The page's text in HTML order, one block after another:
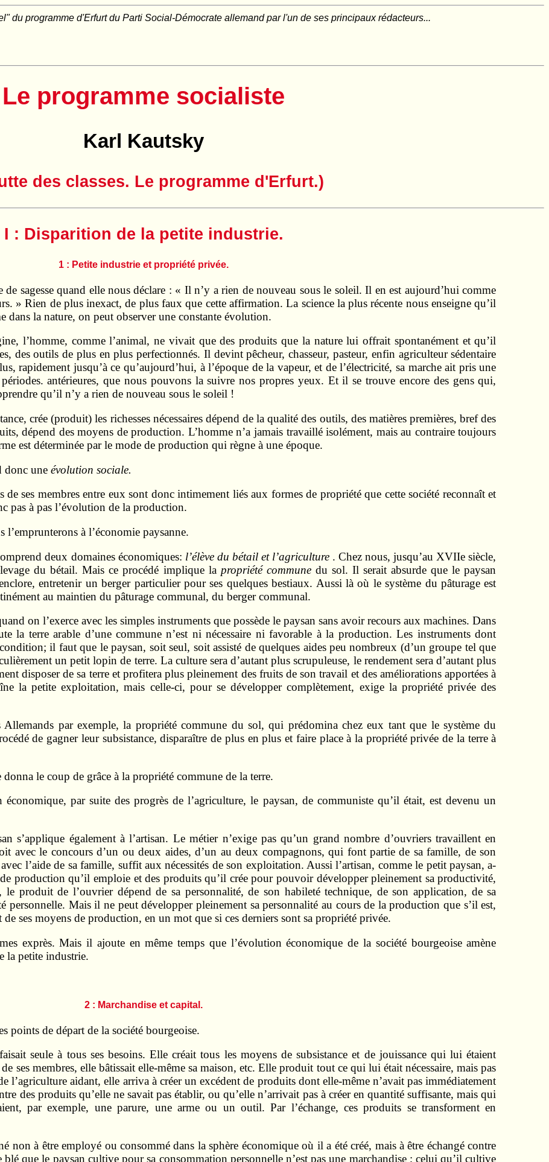
du programme d'Erfurt du Parti Social-Démocrate allemand par l'un de ses principaux rédacteurs...
Le programme socialiste
Karl Kautsky
des classes. Le programme d'Erfurt.)
I : Disparition de la petite industrie.
1 : Petite industrie et propriété privée.
sagesse quand elle nous déclare : « Il n’y a rien de nouveau sous le soleil. Il en est aujourd’hui comme
» Rien de plus inexact, de plus faux que cette affirmation. La science la plus récente nous enseigne qu’il
dans la nature, on peut observer une constante évolution.
l’homme, comme l’animal, ne vivait que des produits que la nature lui offrait spontanément et qu’il
des outils de plus en plus perfectionnés. Il devint pêcheur, chasseur, pasteur, enfin agriculteur sédentaire
rapidement jusqu’à ce qu’aujourd’hui, à l’époque de la vapeur, et de l’élec­tricité, sa marche ait pris une
antérieures, que nous pouvons la suivre nos propres yeux. Et il se trouve encore des gens qui,
qu’il n’y a rien de nouveau sous le soleil !
crée (produit) les richesses nécessaires dépend de la qualité des outils, des matières premières, bref des
dépend des moyens de production. L’homme n’a jamais travaillé isolément, mais au contraire toujours
est déterminée par le mode de production qui règne à une époque.
donc uneévolution sociale.
de ses membres entre eux sont donc intimement liés aux formes de propriété que cette société reconnaît et
pas à pas l’évolution de la production.
à l’économie paysanne.
deux domaines économiques: l’élève du bétail et l’agriculture. Chez nous, jusqu’au XVIIe siècle,
du bétail. Mais ce procédé implique la propriété commune du sol. Il serait absurde que le paysan
entretenir un berger particulier pour ses quelques bestiaux. Aussi là où le système du pâturage est
au maintien du pâturage communal, du berger communal.
on l’exerce avec les simples instru­ments que possède le paysan sans avoir recours aux machines. Dans
la terre arable d’une commune n’est ni nécessaire ni favorable à la production. Les instruments dont
il faut que le paysan, soit seul, soit assisté de quelques aides peu nombreux (d’un groupe tel que
un petit lopin de terre. La culture sera d’autant plus scrupuleuse, le rendement sera d’autant plus
disposer de sa terre et profitera plus pleinement des fruits de son travail et des améliorations apportées à
la petite exploitation, mais celle-ci, pour se développer complètement, exige la propriété privée des
par exemple, la propriété com­mune du sol, qui prédomina chez eux tant que le système du
de gagner leur subsistance, disparaître de plus en plus et faire place à la propriété privée de la terre à
le coup de grâce à la propriété commune de la terre.
par suite des progrès de l’agri­cul­ture, le paysan, de communiste qu’il était, est devenu un
s’applique également à l’artisan. Le métier n’exige pas qu’un grand nombre d’ouvriers travaillent en
avec le concours d’un ou deux aides, d’un au deux compagnons, qui font partie de sa famille, de son
l’aide de sa famille, suffit aux nécessités de son exploitation. Aussi l’artisan, comme le petit paysan, a-
production qu’il emploie et des produits qu’il crée pour pouvoir développer pleinement sa productivité,
produit de l’ouvrier dépend de sa personnalité, de son habileté technique, de son application, de sa
personnelle. Mais il ne peut développer pleinement sa personnalité au cours de la production que s’il est,
ses moyens de production, en un mot que si ces derniers sont sa propriété privée.
exprès. Mais il ajoute en même temps que l’évolution économique de la société bourgeoise amène
la petite industrie.
2 : Marchandise et capital.
points de départ de la société bourgeoise.
seule à tous ses besoins. Elle créait tous les moyens de subsistance et de jouissance qui lui étaient
ses membres, elle bâtissait elle-même sa maison, etc. Elle produit tout ce qui lui était nécessaire, mais pas
l’agriculture aidant, elle arriva à créer un excédent de produits dont elle-même n’avait pas immédiatement
des produits qu’elle ne savait pas établir, ou qu’elle n’arrivait pas à créer en quantité suffisante, mais qui
par exemple, une parure, une arme ou un outil. Par l’échange, ces produits se transforment en
non à être employé ou consommé dans la sphère économique où il a été créé, mais à être échangé contre
que le paysan cultive pour sa consommation personnelle n’est pas une marchandise ; celui qu’il cultive